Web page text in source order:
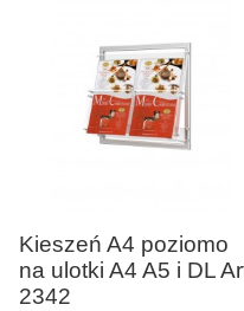
Kieszeń A4 poziomo
na ulotki A4 A5 i DL
2342